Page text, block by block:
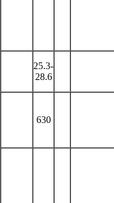
25.3-
28.6
630